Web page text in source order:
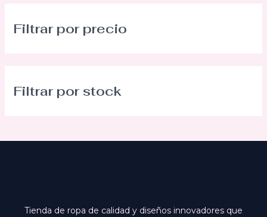
Filtrar por precio
Filtrar por stock
Tienda de ropa de calidad y diseños innovadores que